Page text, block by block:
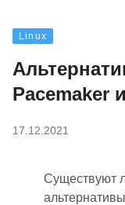
Linux
Pacemaker
17.12.2021
Существуют